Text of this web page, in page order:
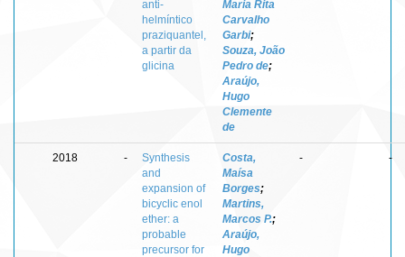
anti-
helmíntico
praziquantel,
a partir da
glicina
Maria Rita
Carvalho
Garbi;
Souza, João
Pedro de;
Araújo,
Hugo
Clemente
de
2018 -
Synthesis
and
expansion of
bicyclic enol
ether: a
probable
precursor for
Costa,
Maísa
Borges;
Martins,
Marcos P.;
Araújo,
Hugo
- -